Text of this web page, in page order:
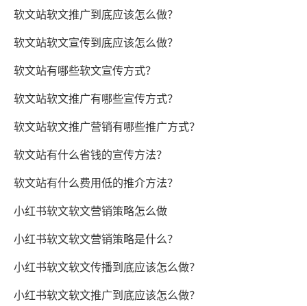
软文站软文推广到底应该怎么做？
软文站软文宣传到底应该怎么做？
软文站有哪些软文宣传方式？
软文站软文推广有哪些宣传方式？
软文站软文推广营销有哪些推广方式？
软文站有什么省钱的宣传方法？
软文站有什么费用低的推介方法？
小红书软文软文营销策略怎么做
小红书软文软文营销策略是什么？
小红书软文软文传播到底应该怎么做？
小红书软文软文推广到底应该怎么做？